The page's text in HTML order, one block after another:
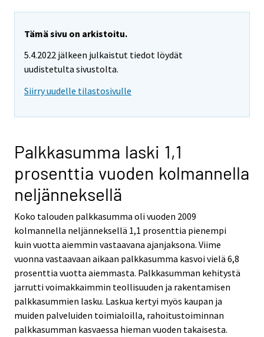
Tämä sivu on arkistoitu.
5.4.2022 jälkeen julkaistut tiedot löydät
uudistetulta sivustolta.
Siirry uudelle tilastosivulle
Palkkasumma laski 1,1
prosenttia vuoden kolmannella
neljänneksellä
Koko talouden palkkasumma oli vuoden 2009
kolmannella neljänneksellä 1,1 prosenttia pienempi
kuin vuotta aiemmin vastaavana ajanjaksona. Viime
vuonna vastaavaan aikaan palkkasumma kasvoi vielä 6,8
prosenttia vuotta aiemmasta. Palkkasumman kehitystä
jarrutti voimakkaimmin teollisuuden ja rakentamisen
palkkasummien lasku. Laskua kertyi myös kaupan ja
muiden palveluiden toimialoilla, rahoitustoiminnan
palkkasumman kasvaessa hieman vuoden takaisesta.